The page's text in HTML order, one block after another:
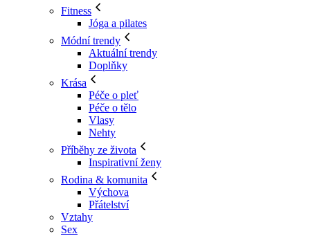
Fitness
Jóga a pilates
Módní trendy
Aktuální trendy
Doplňky
Krása
Péče o pleť
Péče o tělo
Vlasy
Nehty
Příběhy ze života
Inspirativní ženy
Rodina & komunita
Výchova
Přátelství
Vztahy
Sex